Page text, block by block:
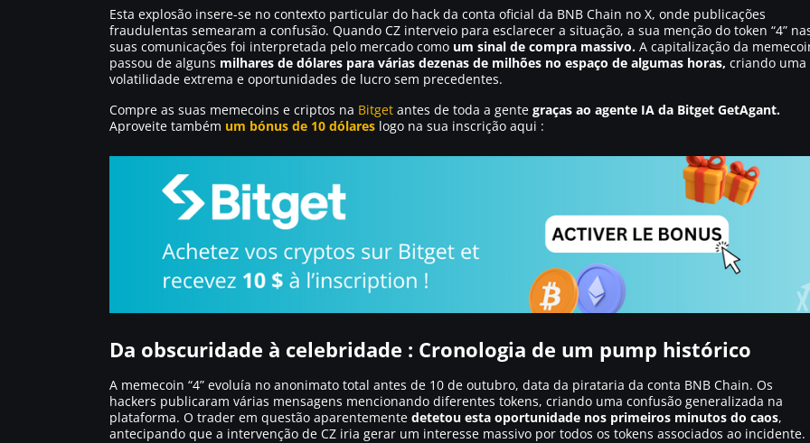
Esta explosão insere-se no contexto particular do hack da conta oficial da BNB Chain no X, onde publicações
fraudulentas semearam a confusão. Quando CZ interveio para esclarecer a situação, a sua menção do token “4”
suas comunicações foi interpretada pelo mercado como um sinal de compra massivo. A capitalização da
passou de alguns milhares de dólares para várias dezenas de milhões no espaço de algumas horas, criando uma
volatilidade extrema e oportunidades de lucro sem precedentes.
Compre as suas memecoins e criptos na Bitget antes de toda a gente graças ao agente IA da Bitget GetAgant.
Aproveite também um bónus de 10 dólares logo na sua inscrição aqui :
Da obscuridade à celebridade : Cronologia de um pump histórico
A memecoin “4” evoluía no anonimato total antes de 10 de outubro, data da pirataria da conta BNB Chain. Os
hackers publicaram várias mensagens mencionando diferentes tokens, criando uma confusão generalizada na
plataforma. O trader em questão aparentemente detetou esta oportunidade nos primeiros minutos do caos,
antecipando que a intervenção de CZ iria gerar um interesse massivo por todos os tokens associados ao incidente.